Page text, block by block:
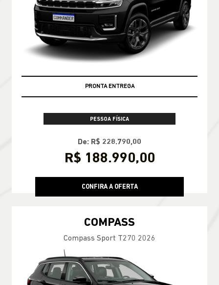
PRONTA ENTREGA
PESSOA FÍSICA
De: R$ 228.790,00
R$ 188.990,00
CONFIRA A OFERTA
COMPASS
Compass Sport T270 2026